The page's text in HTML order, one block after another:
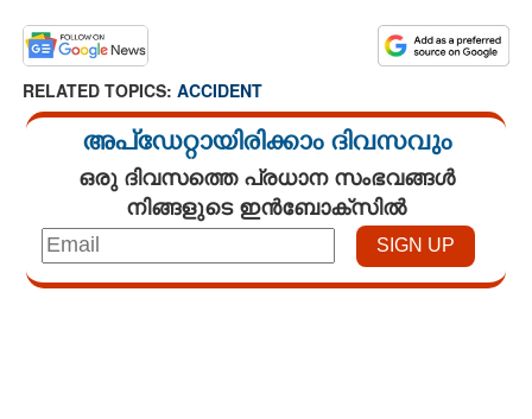
RELATED TOPICS: ACCIDENT
അപ്ഡേറ്റായിരിക്കാം ദിവസവും
ഒരു ദിവസത്തെ പ്രധാന സംഭവങ്ങൾ
നിങ്ങളുടെ ഇൻബോക്സിൽ